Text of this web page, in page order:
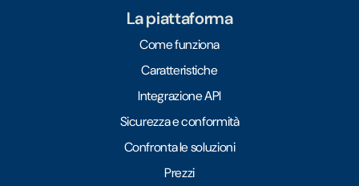
La piattaforma
Come funziona
Caratteristiche
Integrazione API
Sicurezza e conformità
Confronta le soluzioni
Prezzi